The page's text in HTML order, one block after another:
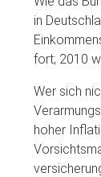
in
fort; 2010
Wer sich
hoher